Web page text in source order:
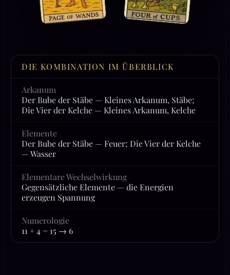
DIE KOMBINATION IM ÜBERBLICK
Arkanum
Der Bube der Stäbe — Kleines Arkanum, Stäbe;
Die Vier der Kelche — Kleines Arkanum, Kelche
Elemente
Der Bube der Stäbe — Feuer; Die Vier der Kelche
— Wasser
Elementare Wechselwirkung
Gegensätzliche Elemente — die Energien
erzeugen Spannung
Numerologie
11 + 4 = 15 → 6